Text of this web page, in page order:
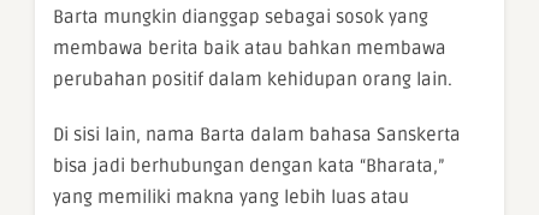
Barta mungkin dianggap sebagai sosok yang
membawa berita baik atau bahkan membawa
perubahan positif dalam kehidupan orang lain.
Di sisi lain, nama Barta dalam bahasa Sanskerta
bisa jadi berhubungan dengan kata “Bharata,”
yang memiliki makna yang lebih luas atau